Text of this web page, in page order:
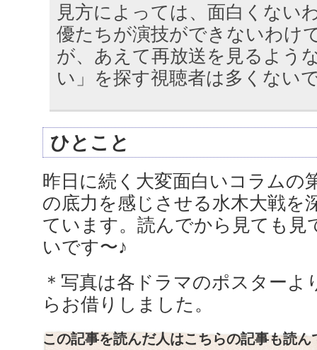
見方によっては、面白くない
優たちが演技ができないわけ
が、あえて再放送を見るよう
い」を探す視聴者は多くない
ひとこと
昨日に続く大変面白いコラムの
の底力を感じさせる水木大戦を
ています。読んでから見ても見
いです〜♪
＊写真は各ドラマのポスターよ
らお借りしました。
この記事を読んだ人はこちらの記事も読ん